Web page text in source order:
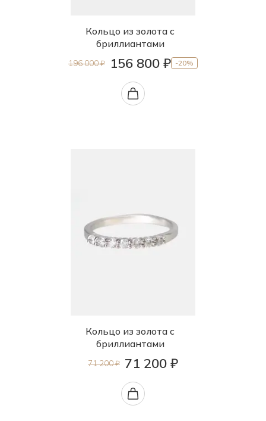
Кольцо из золота с
бриллиантами
196 000 ₽ 156 800 ₽ -20%
Кольцо из золота с
бриллиантами
71 200 ₽ 71 200 ₽